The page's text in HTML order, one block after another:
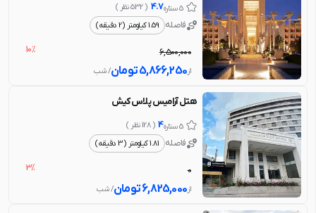
5 ستاره 4.7 ( 532 نظر )
فاصله 1.59 کیلومتر (2 دقیقه)
6,500,000
10%
از 5,866,250تومان/ شب
هتل آرامیس پلاس کیش
5 ستاره 4 ( 128 نظر )
فاصله 1.81 کیلومتر (3 دقیقه)
0
3%
از 6,825,000تومان/ شب